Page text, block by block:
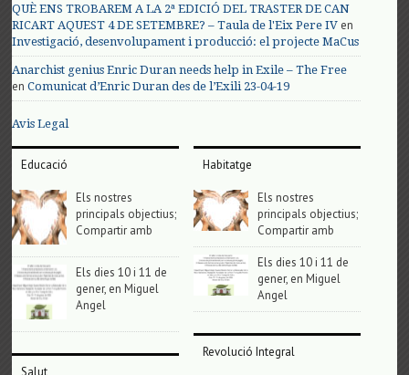
QUÈ ENS TROBAREM A LA 2ª EDICIÓ DEL TRASTER DE CAN
RICART AQUEST 4 DE SETEMBRE? – Taula de l'Eix Pere IV en
Investigació, desenvolupament i producció: el projecte MaCus
Anarchist genius Enric Duran needs help in Exile – The Free
enComunicat d’Enric Duran des de l’Exili 23-04-19
Avis Legal
Educació
Els nostres
principals objectius;
Compartir amb
Els dies 10 i 11 de
gener, en Miguel
Angel
Salut
Habitatge
Els nostres
principals objectius;
Compartir amb
Els dies 10 i 11 de
gener, en Miguel
Angel
Revolució Integral